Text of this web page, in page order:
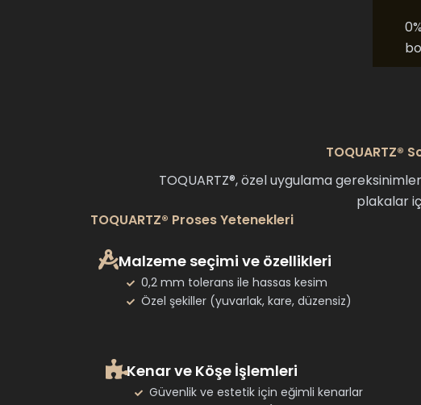
TOQUARTZ®
TOQUARTZ®, özel uygulama
plakalar
TOQUARTZ® Proses Yetenekleri
Malzeme seçimi ve özellikleri
0,2 mm tolerans ile hassas kesim
Özel şekiller (yuvarlak, kare, düzensiz)
Kenar ve Köşe İşlemleri
Güvenlik ve estetik için eğimli kenarlar